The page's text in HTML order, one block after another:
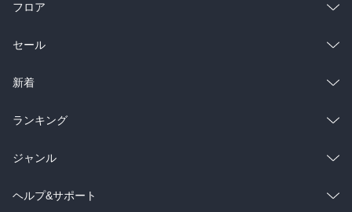
フロア
総合
ラノベ
雑誌・グラビア
BL・TL
セール
総合
ラノベ
雑誌・グラビア
BL・TL
新着
総合
ラノベ
雑誌・グラビア
ランキング
総合
ラノベ
ジャンル
コミック
ヘルプ&サポート